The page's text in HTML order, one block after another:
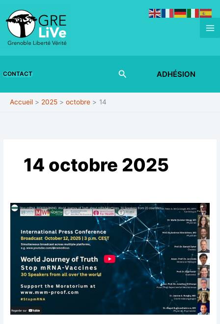
contenu
CONTACT RechercherADHÉSION
Accueil 2025 octobre 14
14 octobre 2025